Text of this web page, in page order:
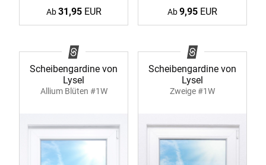
Ab31,95EUR Ab9,95 EUR
Scheibengardine von
Lysel
Allium Blüten #1W
Scheibengardine von
Lysel
Zweige #1W